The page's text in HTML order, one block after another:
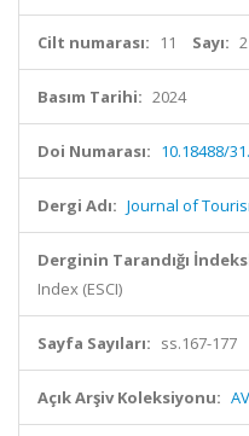
Cilt numarası: 11 Sayı: 2
Basım Tarihi: 2024
Doi Numarası: 10.18488/
Dergi Adı: Journal of
Derginin Tarandığı
Index (ESCI)
Sayfa Sayıları: ss.167-177
Açık Arşiv Koleksiyonu: